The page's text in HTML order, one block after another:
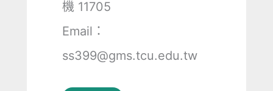
機 11705
Email：
ss399@gms.tcu.edu.tw